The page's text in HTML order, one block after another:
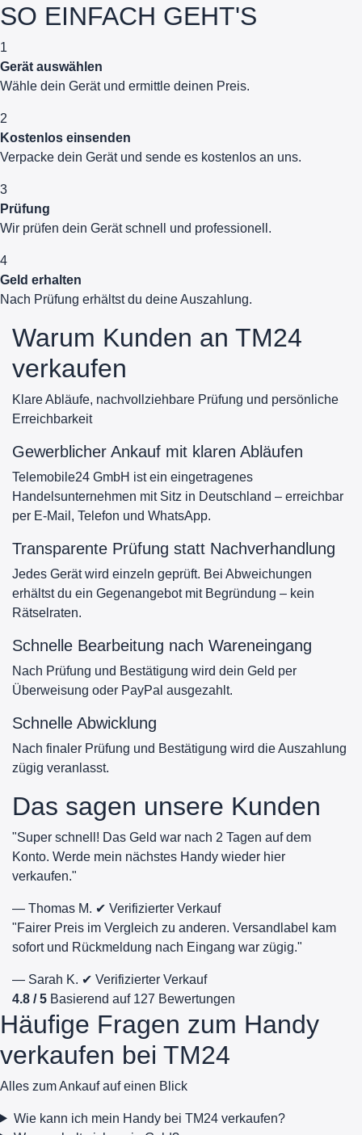
SO EINFACH GEHT'S
1
Gerät auswählen
Wähle dein Gerät und ermittle deinen Preis.
2
Kostenlos einsenden
Verpacke dein Gerät und sende es kostenlos an uns.
3
Prüfung
Wir prüfen dein Gerät schnell und professionell.
4
Geld erhalten
Nach Prüfung erhältst du deine Auszahlung.
Warum Kunden an TM24
verkaufen
Klare Abläufe, nachvollziehbare Prüfung und persönliche
Erreichbarkeit
Gewerblicher Ankauf mit klaren Abläufen
Telemobile24 GmbH ist ein eingetragenes
Handelsunternehmen mit Sitz in Deutschland – erreichbar
per E-Mail, Telefon und WhatsApp.
Transparente Prüfung statt Nachverhandlung
Jedes Gerät wird einzeln geprüft. Bei Abweichungen
erhältst du ein Gegenangebot mit Begründung – kein
Rätselraten.
Schnelle Bearbeitung nach Wareneingang
Nach Prüfung und Bestätigung wird dein Geld per
Überweisung oder PayPal ausgezahlt.
Schnelle Abwicklung
Nach finaler Prüfung und Bestätigung wird die Auszahlung
zügig veranlasst.
Das sagen unsere Kunden
"Super schnell! Das Geld war nach 2 Tagen auf dem
Konto. Werde mein nächstes Handy wieder hier
verkaufen."
— Thomas M. ✔ Verifizierter Verkauf
"Fairer Preis im Vergleich zu anderen. Versandlabel kam
sofort und Rückmeldung nach Eingang war zügig."
— Sarah K. ✔ Verifizierter Verkauf
4.8 / 5 Basierend auf 127 Bewertungen
Häufige Fragen zum Handy
verkaufen bei TM24
Alles zum Ankauf auf einen Blick
Wie kann ich mein Handy bei TM24 verkaufen?